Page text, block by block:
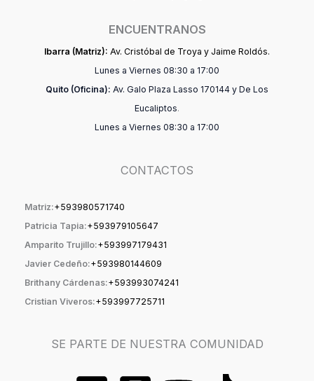
ENCUENTRANOS
Ibarra (Matriz): Av. Cristóbal de Troya y Jaime Roldós.
Lunes a Viernes 08:30 a 17:00
Quito (Oficina): Av. Galo Plaza Lasso 170144 y De Los
Eucaliptos.
Lunes a Viernes 08:30 a 17:00
CONTACTOS
Matriz:+593980571740
Patricia Tapia:+593979105647
Amparito Trujillo:+593997179431
Javier Cedeño:+593980144609
Brithany Cárdenas:+593993074241
Cristian Viveros:+593997725711
SE PARTE DE NUESTRA COMUNIDAD